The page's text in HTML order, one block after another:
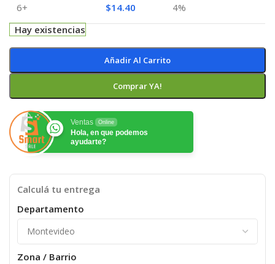
6+ $14.40
4%
Hay existencias
Añadir Al Carrito
Comprar YA!
Ventas Online
Hola, en que podemos
ayudarte?
Calculá tu entrega
Departamento
Zona / Barrio